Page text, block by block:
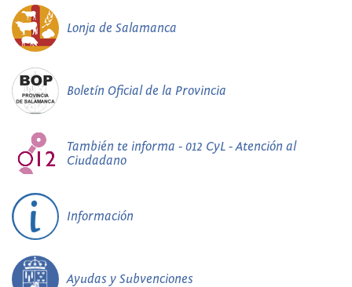
Lonja de Salamanca
Boletín Oficial de la Provincia
También te informa - 012 CyL - Atención al
Ciudadano
Información
Ayudas y Subvenciones